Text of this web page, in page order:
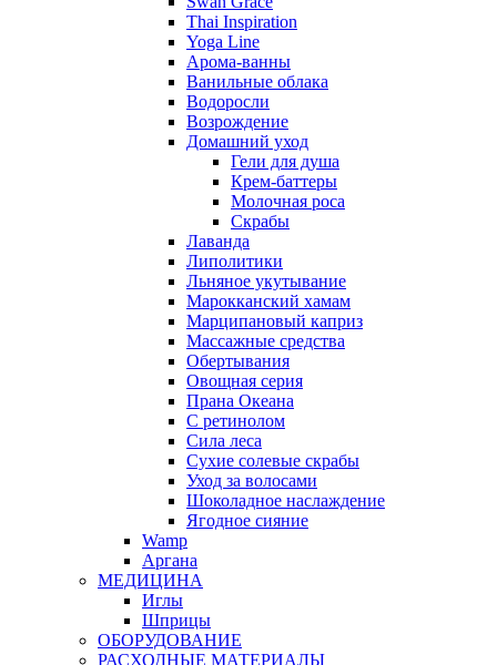
Thai Inspiration
Yoga Line
Арома-ванны
Ванильные облака
Водоросли
Возрождение
Домашний уход
Гели для душа
Крем-баттеры
Молочная роса
Скрабы
Лаванда
Липолитики
Льняное укутывание
Марокканский хамам
Марципановый каприз
Массажные средства
Обертывания
Овощная серия
Прана Океана
С ретинолом
Сила леса
Сухие солевые скрабы
Уход за волосами
Шоколадное наслаждение
Ягодное сияние
Wamp
Аргана
МЕДИЦИНА
Иглы
Шприцы
ОБОРУДОВАНИЕ
РАСХОДНЫЕ МАТЕРИАЛЫ